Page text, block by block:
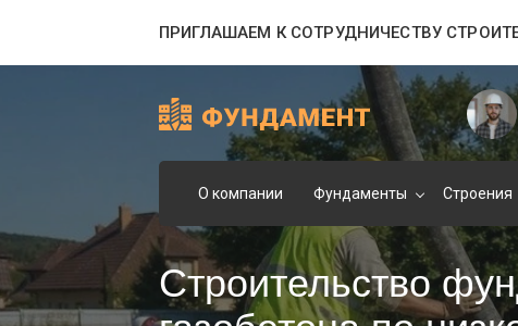
ПРИГЛАШАЕМ К СОТРУДНИЧЕСТВУ
О компании Фундаменты Строения
Строительство